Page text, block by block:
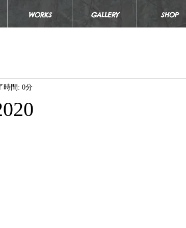
WORKS GALLERY SHOP
時間: 0分